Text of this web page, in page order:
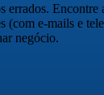
errados. Encontre
(com e-mails e
negócio.